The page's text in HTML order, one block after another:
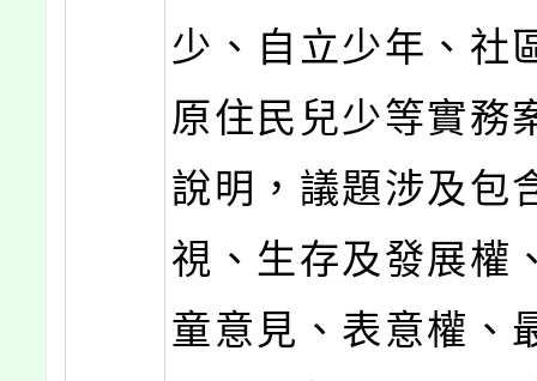
少、自立少年、社
原住民兒少等實務
說明，議題涉及包
視、生存及發展權
童意見、表意權、